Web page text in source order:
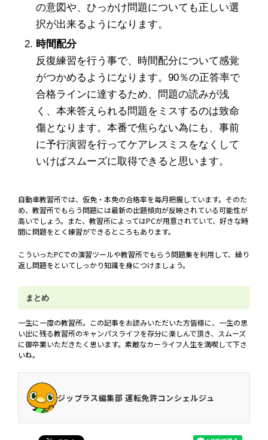
の意図や、ひっかけ問題についても正しい選
択が出来るようになります。
時間配分
反復練習を行う事で、時間配分について感覚
がつかめるようになります。90％の正答率で
合格ラインに達するため、問題の読みが浅
く、本来答えられる問題をミスするのは致命
傷となります。本番で焦らない為にも、事前
に予行演習を行ってケアレスミスをなくして
いけばスムーズに取得できると思います。
自動車教習所では、仮免・本免の合格率を毎月把握しています。そのた
め、教習所でもらう問題には最新の出題傾向が反映されている可能性が
高いでしょう。また、教習所によってはPCが用意されていて、好きな時
間に問題をとく練習ができるところもあります。
こういったPCでの演習ツールや教習所でもらう問題集を利用して、繰り
返し問題をといてしっかり知識を身につけましょう。
まとめ
一生に一度の教習所。この記事をお読みいただいた方皆様に、一生の思
い出に残る教習所のキャンパスライフを存分に楽しんで頂き、スムーズ
に御卒業いただきたく思います。素敵なカーライフ人生を満喫して下さ
いね。
ジップラス編集部 運転免許コンシェルジュ